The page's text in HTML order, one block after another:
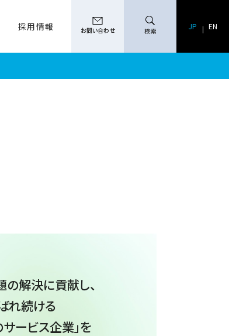
採用情報 お問い合わせ 検索 JP EN
の解決に貢献し、
れ続ける
サービス企業」を